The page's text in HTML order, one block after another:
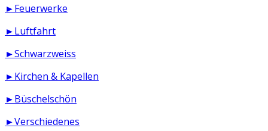
►Feuerwerke
►Luftfahrt
►Schwarzweiss
►Kirchen & Kapellen
►Büschelschön
►Verschiedenes